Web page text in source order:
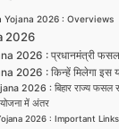
Yojana 2026 : Overviews
2026
2026 : प्रधानमंत्री फसल
2026 : किन्हें मिलेगा इस
2026 : बिहार राज्य फसल
में अंतर
2026 : Important Links